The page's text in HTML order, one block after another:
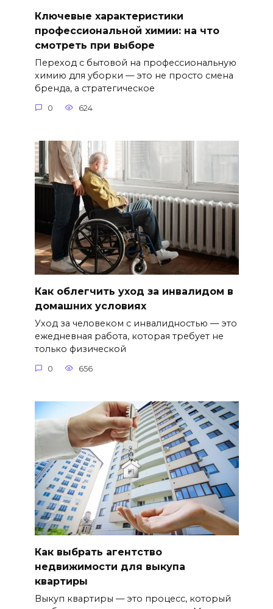
Ключевые характеристики
профессиональной химии: на что
смотреть при выборе
Переход с бытовой на профессиональную
химию для уборки — это не просто смена
бренда, а стратегическое
0 624
Как облегчить уход за инвалидом в
домашних условиях
Уход за человеком с инвалидностью — это
ежедневная работа, которая требует не
только физической
0 656
Как выбрать агентство
недвижимости для выкупа
квартиры
Выкуп квартиры — это процесс, который